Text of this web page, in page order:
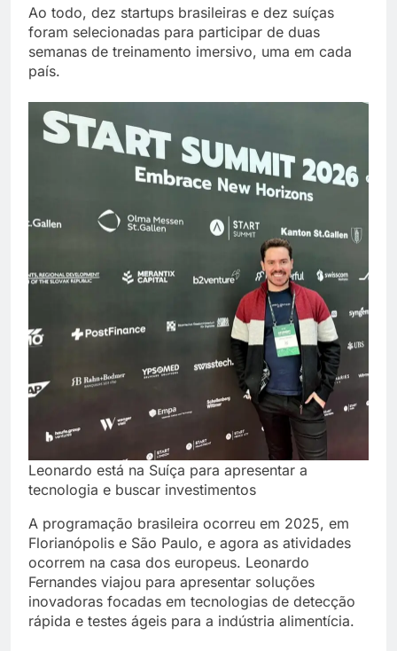
Ao todo, dez startups brasileiras e dez suíças
foram selecionadas para participar de duas
semanas de treinamento imersivo, uma em cada
país.
Leonardo está na Suíça para apresentar a
tecnologia e buscar investimentos
A programação brasileira ocorreu em 2025, em
Florianópolis e São Paulo, e agora as atividades
ocorrem na casa dos europeus. Leonardo
Fernandes viajou para apresentar soluções
inovadoras focadas em tecnologias de detecção
rápida e testes ágeis para a indústria alimentícia.